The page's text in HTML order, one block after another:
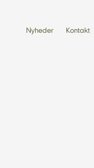
Nyheder Kontakt